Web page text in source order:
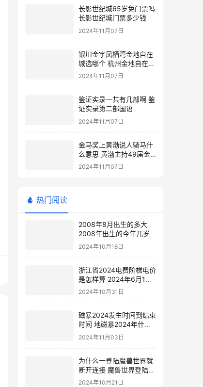
长影世纪城65岁免门票吗
长影世纪城门票多少钱
2024年11月07日
银川金宇凤栖湾金地自在
城选哪个 杭州金地自在城
地址
2024年11月07日
鉴证实录一共有几部啊 鉴
证实录第二部国语
2024年11月07日
金马奖上黄渤说人骑马什
么意思 黄渤主持49届金
马奖
2024年11月07日
热门阅读
2008年8月出生的多大
2008年出生的今年几岁
2024年10月18日
浙江省2024电费阶梯电价
是怎样算 2024年6月1日
电费涨价
2024年10月31日
磁暴2024发生时间到结束
时间 地磁暴2024年什么
时候
2024年11月03日
为什么一登陆魔兽世界就
断开连接 魔兽世界登陆不
上去
2024年10月21日